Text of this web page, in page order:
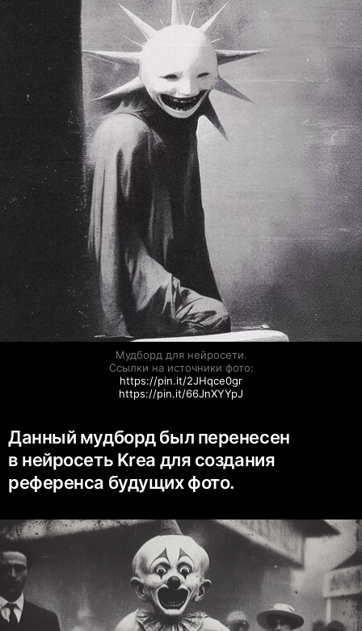
Мудборд для нейросети.
https://pin.it/2JHqce0gr
https://pin.it/66JnXYYpJ
Данный мудборд был перенесен
в нейросеть Krea для создания
референса будущих фото.